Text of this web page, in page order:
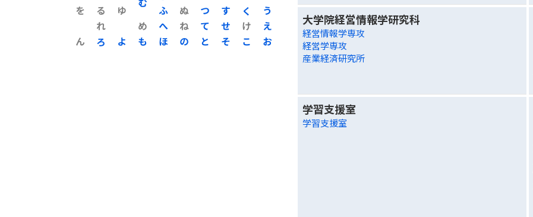
う
え
お
く
け
こ
す
せ
そ
つ
て
と
ぬ
ね
の
ふ
へ
ほ
む
め
も
ゆ
よ
る
れ
ろ
を
ん
大学院経営情報学研究科
経営情報学専攻
経営学専攻
産業経済研究所
学習支援室
学習支援室